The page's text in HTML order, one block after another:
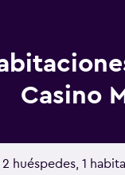
Casino
2 huéspedes, 1